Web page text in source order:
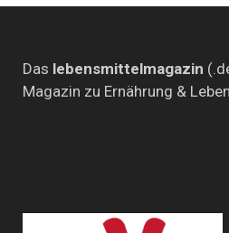
Das lebensmittelmagazin
Magazin zu Ernährung &